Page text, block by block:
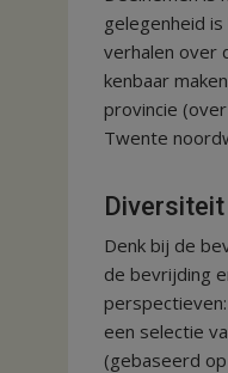
gelegenheid
verhalen over
kenbaar
provincie
Twente
Denk bij de
de bevrijding
een selectie
(gebaseerd